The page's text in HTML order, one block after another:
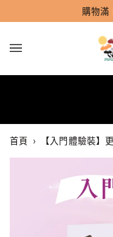
過
購物滿
首頁 › 【入門體驗裝】